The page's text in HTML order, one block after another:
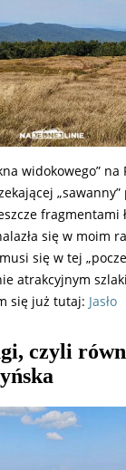
widokowego” na
„sawanny”
fragmentami
się w moim
się w tej
atrakcyjnym
się już tutaj: Jasło
czyli